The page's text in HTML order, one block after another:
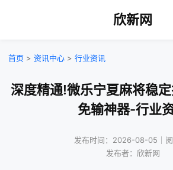
欣新网
首页 > 资讯中心 > 行业资讯
深度精通!微乐宁夏麻将稳定
免输神器-行业
发布时间：2026-08-05｜阅
发布者：欣新网